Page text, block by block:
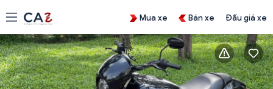
Mua xe Bán xe Đấu giá xe